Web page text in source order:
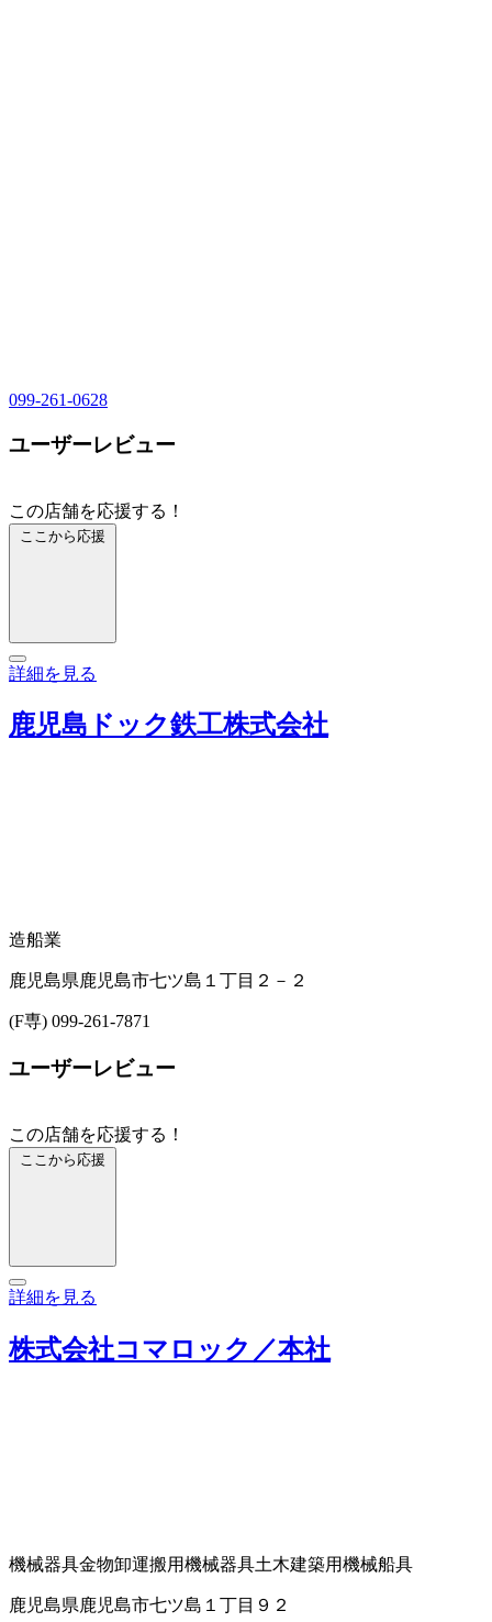
099-261-0628
ユーザーレビュー
この店舗を応援する！
ここから応援
詳細を見る
鹿児島ドック鉄工株式会社
造船業
鹿児島県鹿児島市七ツ島１丁目２－２
(F専) 099-261-7871
ユーザーレビュー
この店舗を応援する！
ここから応援
詳細を見る
株式会社コマロック／本社
機械器具金物卸運搬用機械器具土木建築用機械船具
鹿児島県鹿児島市七ツ島１丁目９２